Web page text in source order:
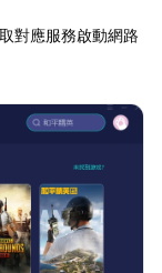
對應服務啟動網路